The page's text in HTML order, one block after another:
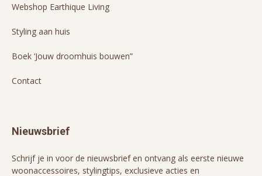
Webshop Earthique Living
Styling aan huis
Boek ‘Jouw droomhuis bouwen”
Contact
Nieuwsbrief
Schrijf je in voor de nieuwsbrief en ontvang als eerste nieuwe
woonaccessoires, stylingtips, exclusieve acties en